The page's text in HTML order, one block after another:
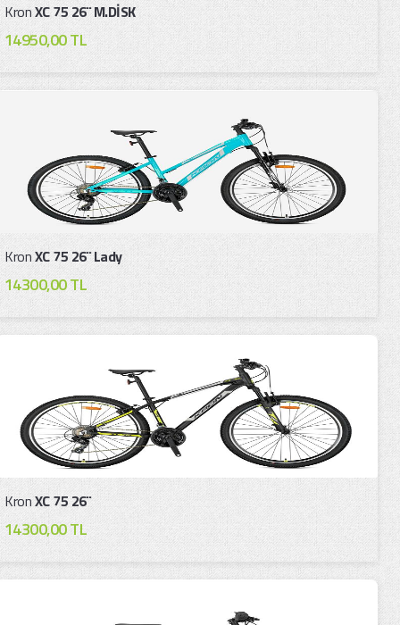
KronXC 75 26¨ M.DİSK
14950,00 TL
KronXC 75 26¨ Lady
14300,00 TL
KronXC 75 26¨
14300,00 TL